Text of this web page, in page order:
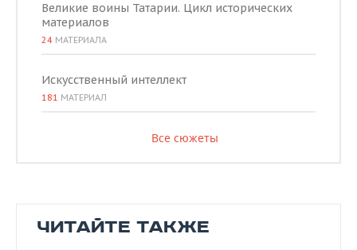
Великие воины Татарии. Цикл исторических
материалов
24 МАТЕРИАЛА
Искусственный интеллект
181 МАТЕРИАЛ
Все сюжеты
ЧИТАЙТЕ ТАКЖЕ